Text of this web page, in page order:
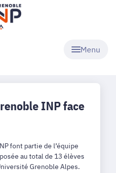
Menu
INP face
font partie de l’équipe
au total de 13 élèves
Grenoble Alpes.